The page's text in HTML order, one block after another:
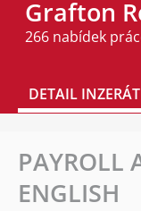
Grafton
266 nabídek
DETAIL
PAYROLL
ENGLISH